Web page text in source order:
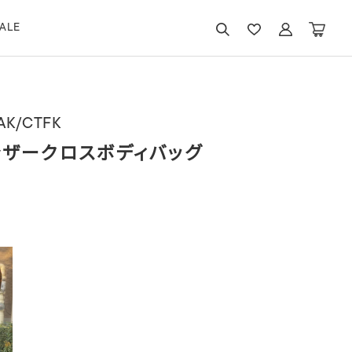
CTFK
クロスボディバッグ